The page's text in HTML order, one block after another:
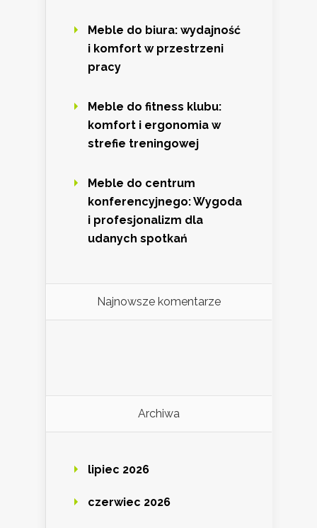
Meble do biura: wydajność
i komfort w przestrzeni
pracy
Meble do fitness klubu:
komfort i ergonomia w
strefie treningowej
Meble do centrum
konferencyjnego: Wygoda
i profesjonalizm dla
udanych spotkań
Najnowsze komentarze
Archiwa
lipiec 2026
czerwiec 2026